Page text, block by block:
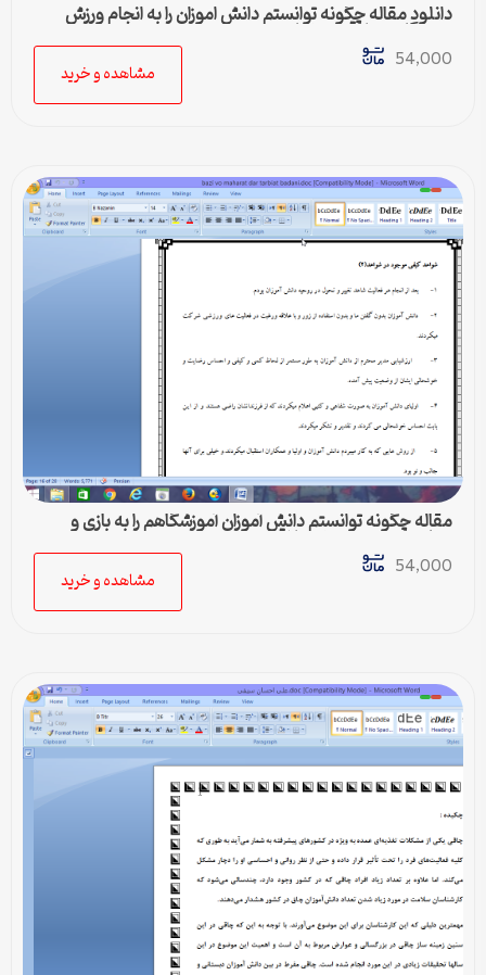
دانلود مقاله چگونه توانستم دانش اموزان را به انجام ورزش
صبحگاهی علاقمند نمایم
54,000
مشاهده و خرید
مقاله چگونه توانستم دانش آموزان آموزشگاهم را به بازی و
مهارت در تربیت بدنی علاقه مند کنم
54,000
مشاهده و خرید